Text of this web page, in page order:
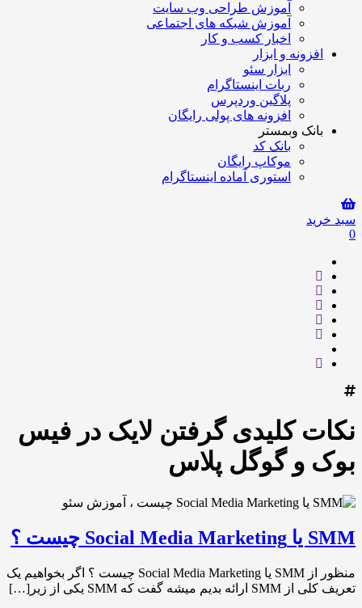
آموزش طراحی وب سایت
آموزش شبکه های اجتماعی
اخبار کسب و کار
افزونه و ابزار
ابزار سئو
ربات اینستاگرام
پلاگین وردپرس
افزونه های پولی رایگان
بانک وبمستر
بانک کد
موکاپ رایگان
استوری آماده اینستاگرام
سبد خرید
0
نکات کلیدی گرفتن لایک در فیس
بوک و گوگل پلاس
SMM یا Social Media Marketing چیست ؟
منظور از SMM یا Social Media Marketing چیست ؟ اگر بخواهیم یک
تعریف کلی از SMM ارائه بدیم میشه گفت که SMM یکی از زیر[…]